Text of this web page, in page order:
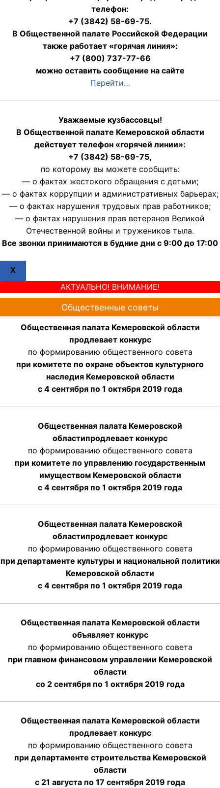
телефон:
+7 (3842) 58-69-75.
В Общественной палате Российской Федерации
также работает «горячая линия»:
+7 (800) 737-77-66
можно оставить сообщение на сайте
Перейти…
Уважаемые кузбассовцы!
В Общественной палате Кемеровской области
действует телефон «горячей линии»:
+7 (3842) 58-69-75,
по которому вы можете сообщить:
— о фактах жестокого обращения с детьми;
— о фактах коррупции и административных барьерах;
— о фактах нарушения трудовых прав работников;
— о фактах нарушения прав ветеранов Великой
Отечественной войны и тружеников тыла.
Все звонки принимаются в будние дни с 9:00 до 17:00
X
АКТУАЛЬНО! ВНИМАНИЕ!
Общественные советы
Общественная палата Кемеровской области
продлевает конкурс
по формированию общественного совета
при комитете по охране объектов культурного
наследия Кемеровской области
с 4 сентября по 1 октября 2019 года
Общественная палата Кемеровской
областипродлевает конкурс
по формированию общественного совета
при комитете по управлению государственным
имуществом Кемеровской области
с 4 сентября по 1 октября 2019 года
Общественная палата Кемеровской
областипродлевает конкурс
по формированию общественного совета
при департаменте культуры и национальной политики
Кемеровской области
с 4 сентября по 1 октября 2019 года
Общественная палата Кемеровской области
объявляет конкурс
по формированию общественного совета
при главном финансовом управлении Кемеровской
области
со 2 сентября по 1 октября 2019 года
Общественная палата Кемеровской области
продлевает конкурс
по формированию общественного совета
при департаменте строительства Кемеровской
области
с 21 августа по 17 сентября 2019 года